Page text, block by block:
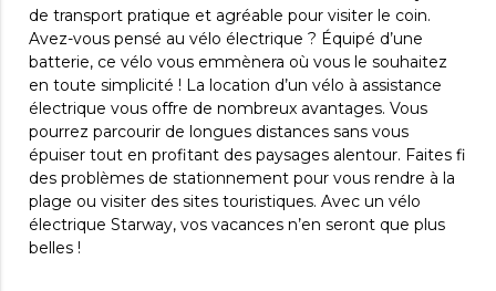
de transport pratique et agréable pour visiter le coin.
Avez-vous pensé au vélo électrique ? Équipé d’une
batterie, ce vélo vous emmènera où vous le souhaitez
en toute simplicité ! La location d’un vélo à assistance
électrique vous offre de nombreux avantages. Vous
pourrez parcourir de longues distances sans vous
épuiser tout en profitant des paysages alentour. Faites fi
des problèmes de stationnement pour vous rendre à la
plage ou visiter des sites touristiques. Avec un vélo
électrique Starway, vos vacances n’en seront que plus
belles !